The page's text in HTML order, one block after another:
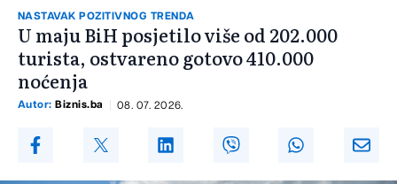
NASTAVAK POZITIVNOG TRENDA
U maju BiH posjetilo više od 202.000
turista, ostvareno gotovo 410.000
noćenja
Autor: Biznis.ba 08. 07. 2026.